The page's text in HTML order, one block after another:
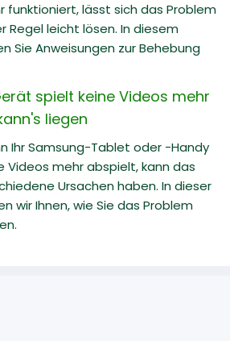
funktioniert, lässt sich das Problem
Regel leicht lösen. In diesem
Sie Anweisungen zur Behebung
spielt keine Videos mehr
liegen
Ihr Samsung-Tablet oder -Handy
Videos mehr abspielt, kann das
Ursachen haben. In dieser
wir Ihnen, wie Sie das Problem